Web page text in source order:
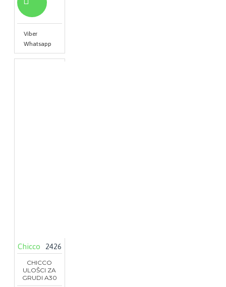
Viber
Whatsapp
Chicco 2426
CHICCO
ULOŠCI ZA
GRUDI A30